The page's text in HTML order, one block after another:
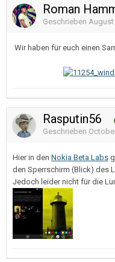
Roman
Geschrieben August
Wir haben für euch einen
Rasputin56
Geschrieben
Hier in den Nokia Beta Labs
den Sperrschirm (Blick) des
Jedoch leider nicht für die